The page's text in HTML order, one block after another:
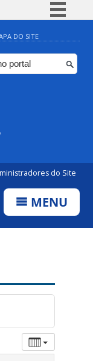
BR
DO SITE
do Site
MENU